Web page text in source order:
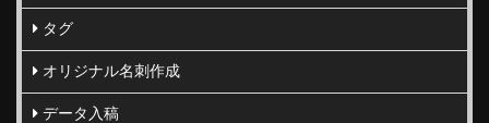
タグ
オリジナル名刺作成
データ入稿